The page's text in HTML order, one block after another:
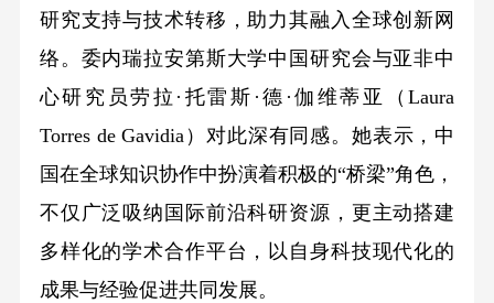
研究支持与技术转移，助力其融入全球创新网
络。委内瑞拉安第斯大学中国研究会与亚非中
心研究员劳拉·托雷斯·德·伽维蒂亚（Laura
Torres de Gavidia）对此深有同感。她表示，中
国在全球知识协作中扮演着积极的“桥梁”角色，
不仅广泛吸纳国际前沿科研资源，更主动搭建
多样化的学术合作平台，以自身科技现代化的
成果与经验促进共同发展。